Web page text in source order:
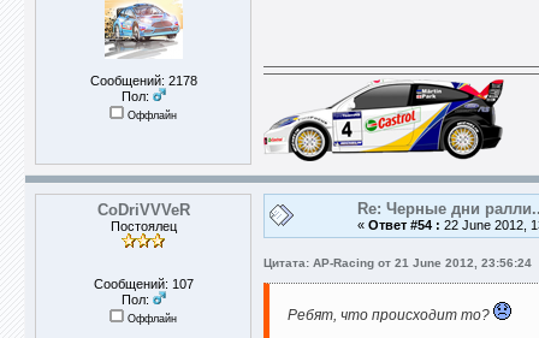
Сообщений: 2178
Пол:
Оффлайн
CoDriVVVeR
Постоялец
Сообщений: 107
Пол:
Оффлайн
Re: Черные дни
« Ответ #54 : 22 June 2012,
Цитата: AP-Racing от 21 June 2012, 23:56:24
Ребят, что происходит то?